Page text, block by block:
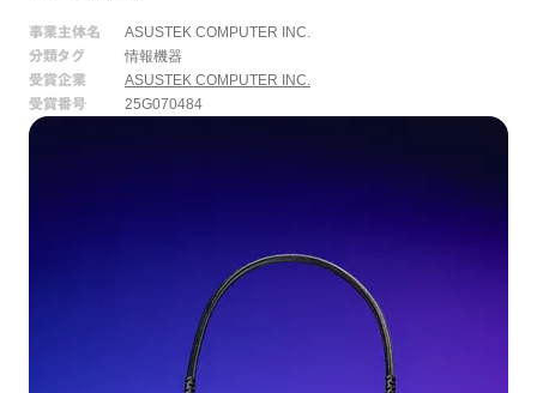
事業主体名
ASUSTEK COMPUTER INC.
分類タグ
情報機器
受賞企業
ASUSTEK COMPUTER INC.
受賞番号
25G070484